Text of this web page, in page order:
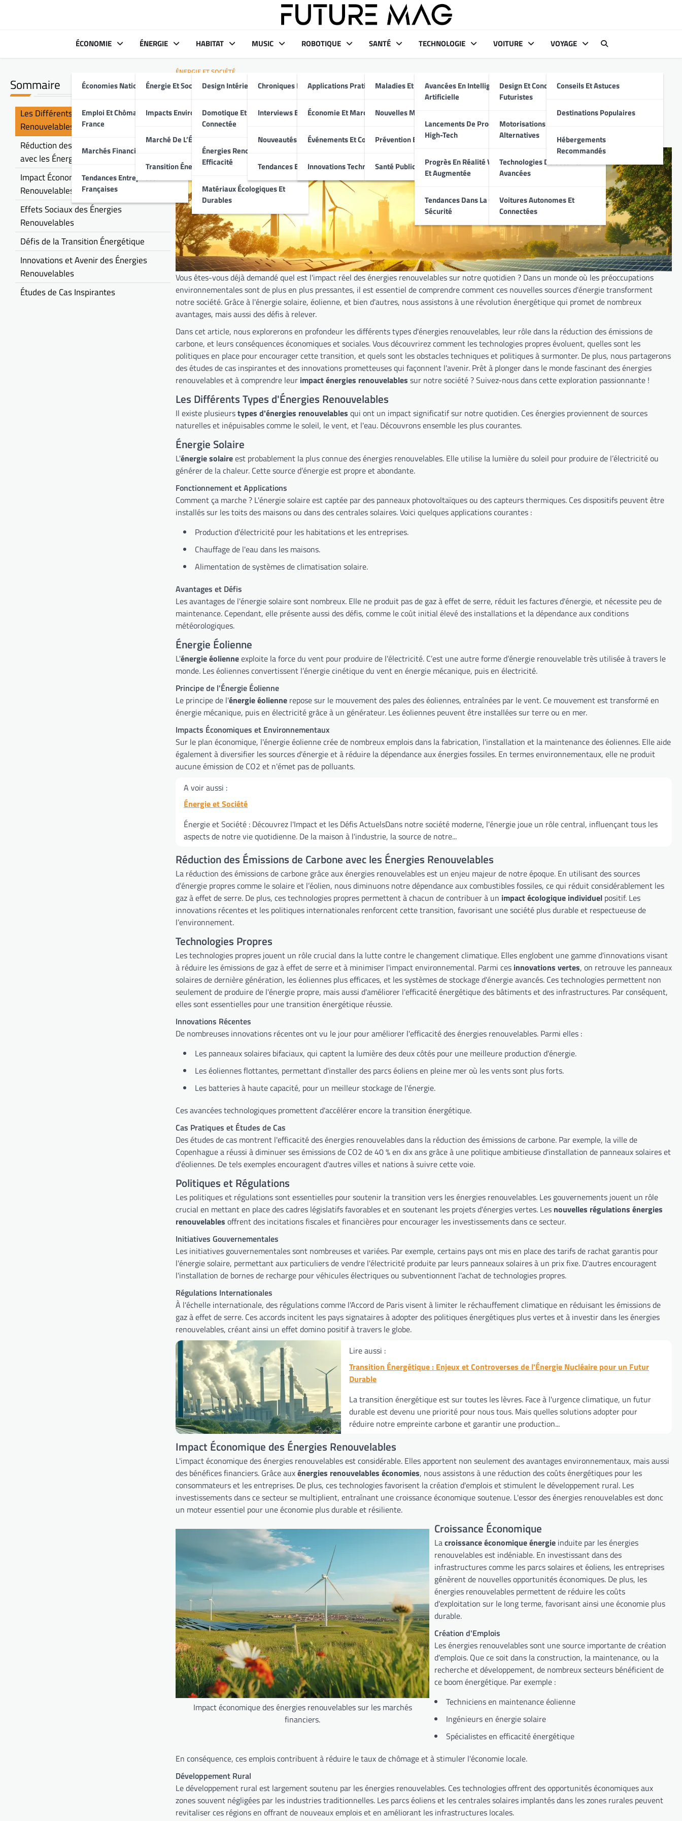
ÉCONOMIE
Économies Nationales
Emploi Et Chômage En
France
Marchés Financiers Français
Tendances Entreprises
Françaises
ÉNERGIE
Énergie Et Société
Impacts Environnementaux
Marché De L’Énergie
Transition Énergétique
HABITAT
Design Intérieur Moderne
Domotique Et Maison
Connectée
Énergies Renouvelables Et
Efficacité
Matériaux Écologiques Et
Durables
MUSIC
Chroniques Et Critiques
Interviews Et Portraits
Nouveautés Musicales
Tendances Et Événements
ROBOTIQUE
Applications Pratiques
Économie Et Marché
Événements Et Conférences
Innovations Technologiques
SANTÉ
Maladies Et Traitements
Nouvelles Médicales
Prévention Et Bien-Être
Santé Publique
TECHNOLOGIE
Avancées En Intelligence
Artificielle
Lancements De Produits
High-Tech
Progrès En Réalité Virtuelle
Et Augmentée
Tendances Dans La Cyber-
Sécurité
VOITURE
Design Et Conception
Futuristes
Motorisations Hybrides Et
Alternatives
Technologies De Sécurité
Avancées
Voitures Autonomes Et
Connectées
VOYAGE
Conseils Et Astuces
Destinations Populaires
Hébergements
Recommandés
ÉNERGIE ET SOCIÉTÉ
Transition Énergétique : Découvrez l’Impact Réel des
Énergies Renouvelables sur Notre Société
Vous êtes-vous déjà demandé quel est l'impact réel des énergies renouvelables sur notre quotidien ? Dans un monde où les préoccupations
environnementales sont de plus en plus pressantes, il est essentiel de comprendre comment ces nouvelles sources d'énergie transforment
notre société. Grâce à l'énergie solaire, éolienne, et bien d'autres, nous assistons à une révolution énergétique qui promet de nombreux
avantages, mais aussi des défis à relever.
Dans cet article, nous explorerons en profondeur les différents types d'énergies renouvelables, leur rôle dans la réduction des émissions de
carbone, et leurs conséquences économiques et sociales. Vous découvrirez comment les technologies propres évoluent, quelles sont les
politiques en place pour encourager cette transition, et quels sont les obstacles techniques et politiques à surmonter. De plus, nous partagerons
des études de cas inspirantes et des innovations prometteuses qui façonnent l'avenir. Prêt à plonger dans le monde fascinant des énergies
renouvelables et à comprendre leur impact énergies renouvelables sur notre société ? Suivez-nous dans cette exploration passionnante !
Les Différents Types d'Énergies Renouvelables
Il existe plusieurstypes d'énergies renouvelables qui ont un impact significatif sur notre quotidien. Ces énergies proviennent de sources
naturelles et inépuisables comme le soleil, le vent, et l'eau. Découvrons ensemble les plus courantes.
Énergie Solaire
L'énergie solaireest probablement la plus connue des énergies renouvelables. Elle utilise la lumière du soleil pour produire de l’électricité ou
générer de la chaleur. Cette source d’énergie est propre et abondante.
Fonctionnement et Applications
Comment ça marche ? L'énergie solaire est captée par des panneaux photovoltaïques ou des capteurs thermiques. Ces dispositifs peuvent être
installés sur les toits des maisons ou dans des centrales solaires. Voici quelques applications courantes :
Production d'électricité pour les habitations et les entreprises.
Chauffage de l'eau dans les maisons.
Alimentation de systèmes de climatisation solaire.
Avantages et Défis
Les avantages de l'énergie solaire sont nombreux. Elle ne produit pas de gaz à effet de serre, réduit les factures d'énergie, et nécessite peu de
maintenance. Cependant, elle présente aussi des défis, comme le coût initial élevé des installations et la dépendance aux conditions
météorologiques.
Énergie Éolienne
L'énergie éolienneexploite la force du vent pour produire de l'électricité. C’est une autre forme d’énergie renouvelable très utilisée à travers le
monde. Les éoliennes convertissent l’énergie cinétique du vent en énergie mécanique, puis en électricité.
Principe de l'Énergie Éolienne
Le principe de l'énergie éolienne repose sur le mouvement des pales des éoliennes, entraînées par le vent. Ce mouvement est transformé en
énergie mécanique, puis en électricité grâce à un générateur. Les éoliennes peuvent être installées sur terre ou en mer.
Impacts Économiques et Environnementaux
Sur le plan économique, l'énergie éolienne crée de nombreux emplois dans la fabrication, l'installation et la maintenance des éoliennes. Elle aide
également à diversifier les sources d'énergie et à réduire la dépendance aux énergies fossiles. En termes environnementaux, elle ne produit
aucune émission de CO2 et n'émet pas de polluants.
A voir aussi :
Énergie et Société
Énergie et Société : Découvrez l'Impact et les Défis ActuelsDans notre société moderne, l'énergie joue un rôle central, influençant tous les
aspects de notre vie quotidienne. De la maison à l'industrie, la source de notre...
Réduction des Émissions de Carbone avec les Énergies Renouvelables
La réduction des émissions de carbone grâce aux énergies renouvelables est un enjeu majeur de notre époque. En utilisant des sources
d’énergie propres comme le solaire et l’éolien, nous diminuons notre dépendance aux combustibles fossiles, ce qui réduit considérablement les
gaz à effet de serre. De plus, ces technologies propres permettent à chacun de contribuer à un impact écologique individuel positif. Les
innovations récentes et les politiques internationales renforcent cette transition, favorisant une société plus durable et respectueuse de
l’environnement.
Technologies Propres
Les technologies propres jouent un rôle crucial dans la lutte contre le changement climatique. Elles englobent une gamme d'innovations visant
à réduire les émissions de gaz à effet de serre et à minimiser l'impact environnemental. Parmi ces innovations vertes, on retrouve les panneaux
solaires de dernière génération, les éoliennes plus efficaces, et les systèmes de stockage d'énergie avancés. Ces technologies permettent non
seulement de produire de l'énergie propre, mais aussi d'améliorer l'efficacité énergétique des bâtiments et des infrastructures. Par conséquent,
elles sont essentielles pour une transition énergétique réussie.
Innovations Récentes
De nombreuses innovations récentes ont vu le jour pour améliorer l'efficacité des énergies renouvelables. Parmi elles :
Les panneaux solaires bifaciaux, qui captent la lumière des deux côtés pour une meilleure production d'énergie.
Les éoliennes flottantes, permettant d'installer des parcs éoliens en pleine mer où les vents sont plus forts.
Les batteries à haute capacité, pour un meilleur stockage de l'énergie.
Ces avancées technologiques promettent d'accélérer encore la transition énergétique.
Cas Pratiques et Études de Cas
Des études de cas montrent l'efficacité des énergies renouvelables dans la réduction des émissions de carbone. Par exemple, la ville de
Copenhague a réussi à diminuer ses émissions de CO2 de 40 % en dix ans grâce à une politique ambitieuse d'installation de panneaux solaires et
d'éoliennes. De tels exemples encouragent d'autres villes et nations à suivre cette voie.
Politiques et Régulations
Les politiques et régulations sont essentielles pour soutenir la transition vers les énergies renouvelables. Les gouvernements jouent un rôle
crucial en mettant en place des cadres législatifs favorables et en soutenant les projets d'énergies vertes. Les nouvelles régulations énergies
renouvelables offrent des incitations fiscales et financières pour encourager les investissements dans ce secteur.
Initiatives Gouvernementales
Les initiatives gouvernementales sont nombreuses et variées. Par exemple, certains pays ont mis en place des tarifs de rachat garantis pour
l'énergie solaire, permettant aux particuliers de vendre l'électricité produite par leurs panneaux solaires à un prix fixe. D'autres encouragent
l'installation de bornes de recharge pour véhicules électriques ou subventionnent l'achat de technologies propres.
Régulations Internationales
À l'échelle internationale, des régulations comme l'Accord de Paris visent à limiter le réchauffement climatique en réduisant les émissions de
gaz à effet de serre. Ces accords incitent les pays signataires à adopter des politiques énergétiques plus vertes et à investir dans les énergies
renouvelables, créant ainsi un effet domino positif à travers le globe.
Lire aussi :
Transition Énergétique : Enjeux et Controverses de l'Énergie Nucléaire pour un Futur
Durable
La transition énergétique est sur toutes les lèvres. Face à l'urgence climatique, un futur
durable est devenu une priorité pour nous tous. Mais quelles solutions adopter pour
réduire notre empreinte carbone et garantir une production...
Impact Économique des Énergies Renouvelables
L'impact économique des énergies renouvelables est considérable. Elles apportent non seulement des avantages environnementaux, mais aussi
des bénéfices financiers. Grâce auxénergies renouvelables économies, nous assistons à une réduction des coûts énergétiques pour les
consommateurs et les entreprises. De plus, ces technologies favorisent la création d'emplois et stimulent le développement rural. Les
investissements dans ce secteur se multiplient, entraînant une croissance économique soutenue. L'essor des énergies renouvelables est donc
un moteur essentiel pour une économie plus durable et résiliente.
Impact économique des énergies renouvelables sur les marchés
financiers.
Croissance Économique
Lacroissance économique énergie induite par les énergies
renouvelables est indéniable. En investissant dans des
infrastructures comme les parcs solaires et éoliens, les entreprises
génèrent de nouvelles opportunités économiques. De plus, les
énergies renouvelables permettent de réduire les coûts
d'exploitation sur le long terme, favorisant ainsi une économie plus
durable.
Création d'Emplois
Les énergies renouvelables sont une source importante de création
d'emplois. Que ce soit dans la construction, la maintenance, ou la
recherche et développement, de nombreux secteurs bénéficient de
ce boom énergétique. Par exemple :
Techniciens en maintenance éolienne
Ingénieurs en énergie solaire
Spécialistes en efficacité énergétique
En conséquence, ces emplois contribuent à réduire le taux de chômage et à stimuler l'économie locale.
Développement Rural
Le développement rural est largement soutenu par les énergies renouvelables. Ces technologies offrent des opportunités économiques aux
zones souvent négligées par les industries traditionnelles. Les parcs éoliens et les centrales solaires implantés dans les zones rurales peuvent
revitaliser ces régions en offrant de nouveaux emplois et en améliorant les infrastructures locales.
Sommaire
Les Différents Types d'Énergies
Renouvelables
Réduction des Émissions de Carbone
avec les Énergies Renouvelables
Impact Économique des Énergies
Renouvelables
Effets Sociaux des Énergies
Renouvelables
Défis de la Transition Énergétique
Innovations et Avenir des Énergies
Renouvelables
Études de Cas Inspirantes